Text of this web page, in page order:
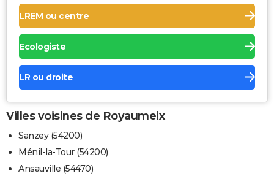
LREM ou centre
Ecologiste
LR ou droite
Villes voisines de Royaumeix
Sanzey (54200)
Ménil-la-Tour (54200)
Ansauville (54470)